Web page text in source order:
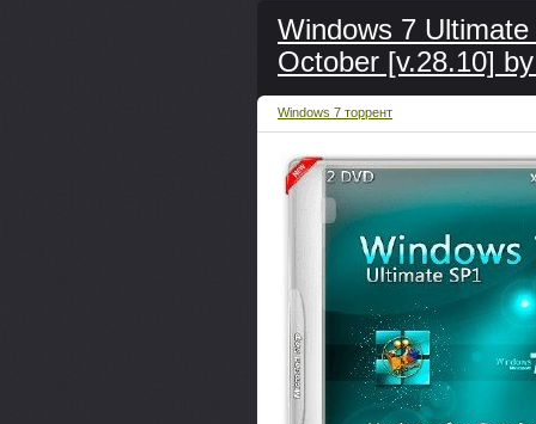
Windows 7
October [v.28.10]
Windows 7 торрент